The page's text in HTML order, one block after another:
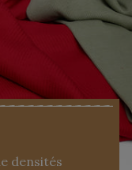
densités